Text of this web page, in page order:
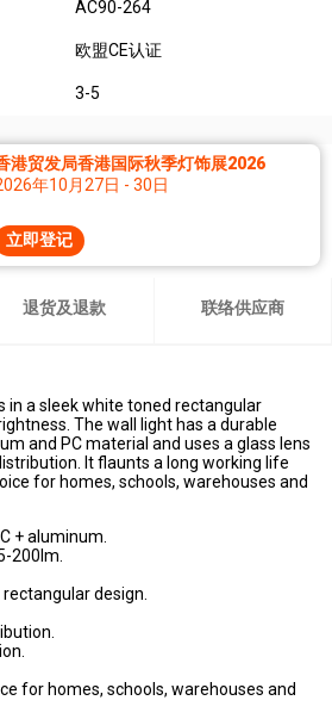
AC90-264
欧盟CE认证
3-5
港贸发局香港国际秋季灯饰展2026
年10月27日 - 30日
立即登记
退货及退款 联络供应商
in a sleek white toned rectangular
The wall light has a durable
and PC material and uses a glass lens
It flaunts a long working life
for homes, schools, warehouses and
+ aluminum.
200lm.
design.
for homes, schools, warehouses and